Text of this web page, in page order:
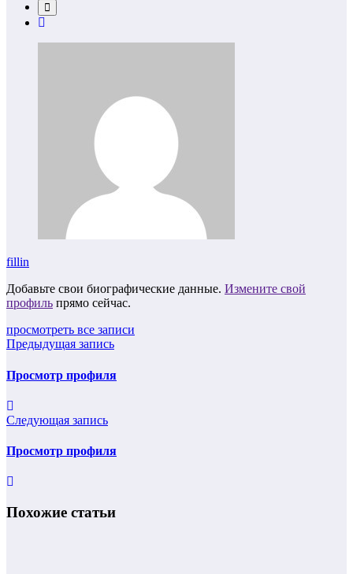
fillin
Добавьте свои биографические данные. Измените свой
профиль прямо сейчас.
просмотреть все записи
Предыдущая запись
Просмотр профиля
Следующая запись
Просмотр профиля
Похожие статьи